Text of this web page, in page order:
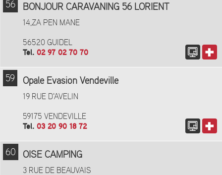
56 BONJOUR CARAVANING 56 LORIENT
14,ZA PEN MANE
56520 GUIDEL
Tel. 02 97 02 70 70
59 Opale Evasion Vendeville
19 RUE D'AVELIN
59175 VENDEVILLE
Tel. 03 20 90 18 72
60 OISE CAMPING
3 RUE DE BEAUVAIS